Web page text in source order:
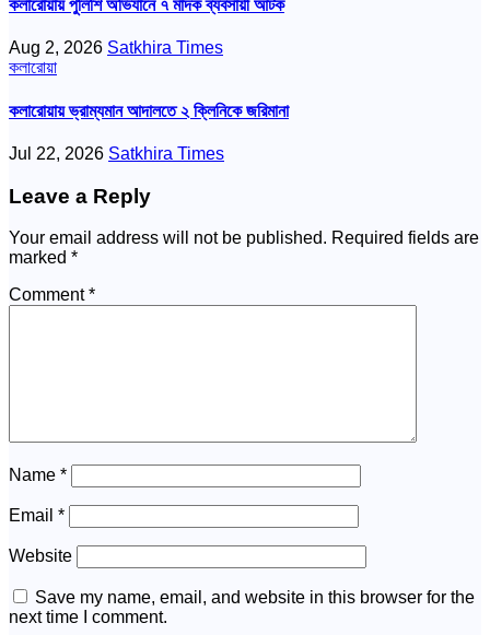
কলারোয়ায় পুলিশি অভিযানে ৭ মাদক ব্যবসায়ী আটক
Aug 2, 2026 Satkhira Times
কলারোয়া
কলারোয়ায় ভ্রাম্যমান আদালতে ২ ক্লিনিকে জরিমানা
Jul 22, 2026 Satkhira Times
Leave a Reply
Your email address will not be published. Required fields are
marked *
Comment*
Name *
Email *
Website
Save my name, email, and website in this browser for the
next time I comment.